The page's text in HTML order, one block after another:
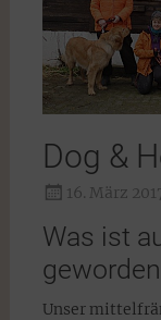
Dog &
16. März
Was ist
Unser